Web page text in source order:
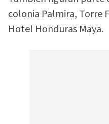
colonia Palmira, Torre
Hotel Honduras Maya.